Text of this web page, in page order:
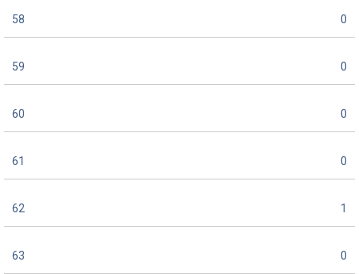
58 0
59 0
60 0
61 0
62 1
63 0